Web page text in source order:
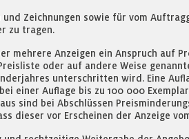
Zeichnungen sowie für vom
zu tragen.
mehrere Anzeigen ein Anspruch
oder auf andere Weise
unterschritten wird. Eine
einer Auflage bis zu 100 000
sind bei Abschlüssen
dieser vor Erscheinen der Anzeige